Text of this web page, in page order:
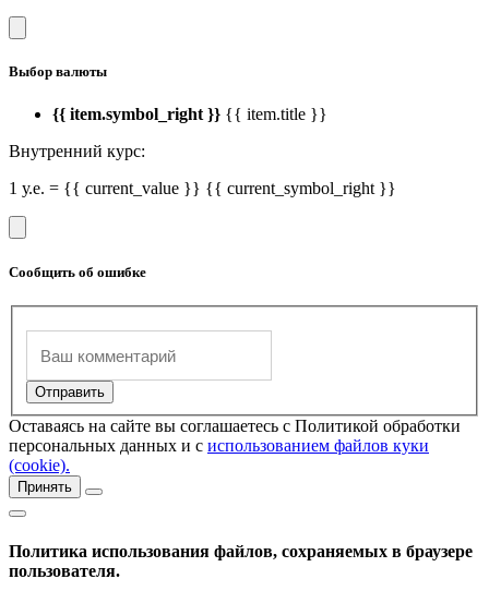
Выбор валюты
{{ item.symbol_right }} {{ item.title }}
Внутренний курс:
1 у.е. = {{ current_value }} {{ current_symbol_right }}
Сообщить об ошибке
Оставаясь на сайте вы соглашаетесь с Политикой обработки
персональных данных и с использованием файлов куки
(cookie).
Принять
Политика использования файлов, сохраняемых в браузере
пользователя.